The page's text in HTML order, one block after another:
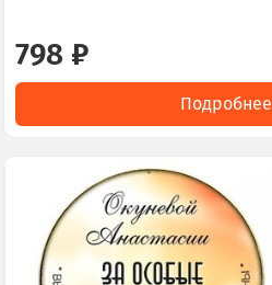
798 ₽
Подробнее